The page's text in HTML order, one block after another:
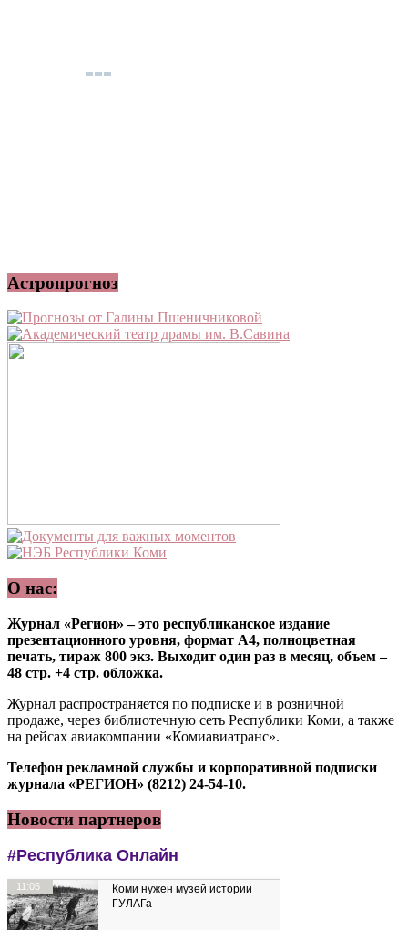
Астропрогноз
О нас:
Журнал «Регион» – это республиканское издание
презентационного уровня, формат А4, полноцветная
печать, тираж 800 экз. Выходит один раз в месяц, объем –
48 стр. +4 стр. обложка.
Журнал распространяется по подписке и в розничной
продаже, через библиотечную сеть Республики Коми, а также
на рейсах авиакомпании «Комиавиатранс».
Телефон рекламной службы и корпоративной подписки
журнала «РЕГИОН» (8212) 24-54-10.
Новости партнеров